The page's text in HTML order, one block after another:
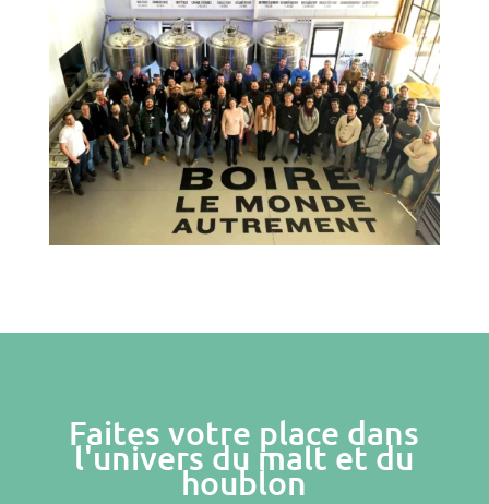
Faites votre place dans
l'univers du malt et du
houblon